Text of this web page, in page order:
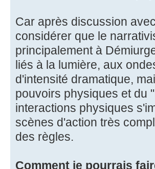
Car après discussion
considérer que le
principalement à
liés à la lumière, aux
d'intensité dramatique,
pouvoirs physiques et du
interactions physiques
scènes d'action très
des règles.
Comment je pourrais